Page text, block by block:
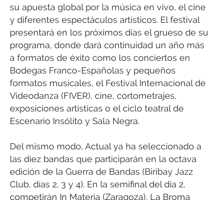
su apuesta global por la música en vivo, el cine
y diferentes espectáculos artísticos. El festival
presentará en los próximos días el grueso de su
programa, donde dará continuidad un año más
a formatos de éxito como los conciertos en
Bodegas Franco-Españolas y pequeños
formatos musicales, el Festival Internacional de
Videodanza (FIVER), cine, cortometrajes,
exposiciones artísticas o el ciclo teatral de
Escenario Insólito y Sala Negra.
Del mismo modo, Actual ya ha seleccionado a
las diez bandas que participarán en la octava
edición de la Guerra de Bandas (Biribay Jazz
Club, días 2, 3 y 4). En la semifinal del día 2,
competirán In Materia (Zaragoza), La Broma